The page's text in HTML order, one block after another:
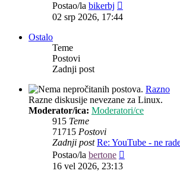
Postao/la bikerbj
02 srp 2026, 17:44
Ostalo
Teme
Postovi
Zadnji post
Razno
Razne diskusije nevezane za Linux.
Moderator/ica: Moderatori/ce
915 Teme
71715 Postovi
Zadnji post Re: YouTube - ne
Postao/la bertone
16 vel 2026, 23:13